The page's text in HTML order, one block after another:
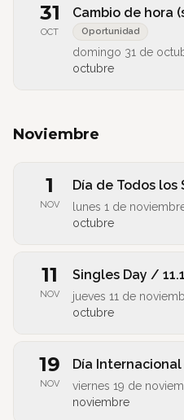
31
OCT
Cambio de hora
Oportunidad
domingo 31 de
octubre
Noviembre
1
NOV
Día de Todos los
lunes 1 de
octubre
11
NOV
Singles Day /
jueves 11 de
octubre
19
NOV
Día
viernes 19 de
noviembre